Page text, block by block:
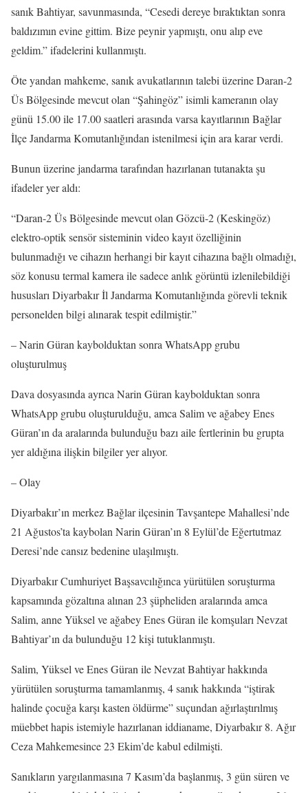
sanık Bahtiyar, savunmasında, “Cesedi dereye bıraktıktan sonra
baldızımın evine gittim. Bize peynir yapmıştı, onu alıp eve
geldim.” ifadelerini kullanmıştı.
Öte yandan mahkeme, sanık avukatlarının talebi üzerine Daran-2
Üs Bölgesinde mevcut olan “Şahingöz” isimli kameranın olay
günü 15.00 ile 17.00 saatleri arasında varsa kayıtlarının Bağlar
İlçe Jandarma Komutanlığından istenilmesi için ara karar verdi.
Bunun üzerine jandarma tarafından hazırlanan tutanakta şu
ifadeler yer aldı:
“Daran-2 Üs Bölgesinde mevcut olan Gözcü-2 (Keskingöz)
elektro-optik sensör sisteminin video kayıt özelliğinin
bulunmadığı ve cihazın herhangi bir kayıt cihazına bağlı olmadığı,
söz konusu termal kamera ile sadece anlık görüntü izlenilebildiği
hususları Diyarbakır İl Jandarma Komutanlığında görevli teknik
personelden bilgi alınarak tespit edilmiştir.”
– Narin Güran kaybolduktan sonra WhatsApp grubu
oluşturulmuş
Dava dosyasında ayrıca Narin Güran kaybolduktan sonra
WhatsApp grubu oluşturulduğu, amca Salim ve ağabey Enes
Güran’ın da aralarında bulunduğu bazı aile fertlerinin bu grupta
yer aldığına ilişkin bilgiler yer alıyor.
– Olay
Diyarbakır’ın merkez Bağlar ilçesinin Tavşantepe Mahallesi’nde
21 Ağustos’ta kaybolan Narin Güran’ın 8 Eylül’de Eğertutmaz
Deresi’nde cansız bedenine ulaşılmıştı.
Diyarbakır Cumhuriyet Başsavcılığınca yürütülen soruşturma
kapsamında gözaltına alınan 23 şüpheliden aralarında amca
Salim, anne Yüksel ve ağabey Enes Güran ile komşuları Nevzat
Bahtiyar’ın da bulunduğu 12 kişi tutuklanmıştı.
Salim, Yüksel ve Enes Güran ile Nevzat Bahtiyar hakkında
yürütülen soruşturma tamamlanmış, 4 sanık hakkında “iştirak
halinde çocuğa karşı kasten öldürme” suçundan ağırlaştırılmış
müebbet hapis istemiyle hazırlanan iddianame, Diyarbakır 8. Ağır
Ceza Mahkemesince 23 Ekim’de kabul edilmişti.
Sanıkların yargılanmasına 7 Kasım’da başlanmış, 3 gün süren ve